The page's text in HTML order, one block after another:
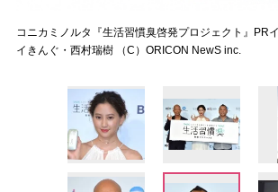
コニカミノルタ『生活習慣臭啓発プロジェクト』PR
イきんぐ・西村瑞樹 （C）ORICON NewS inc.